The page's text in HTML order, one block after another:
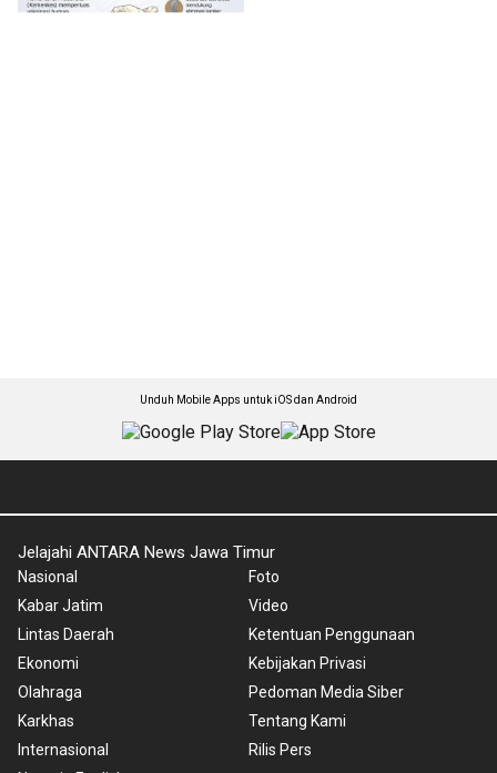
Unduh Mobile Apps untuk iOS dan Android
Jelajahi ANTARA News Jawa Timur
Nasional
Kabar Jatim
Lintas Daerah
Ekonomi
Olahraga
Karkhas
Internasional
Foto
Video
Ketentuan Penggunaan
Kebijakan Privasi
Pedoman Media Siber
Tentang Kami
Rilis Pers